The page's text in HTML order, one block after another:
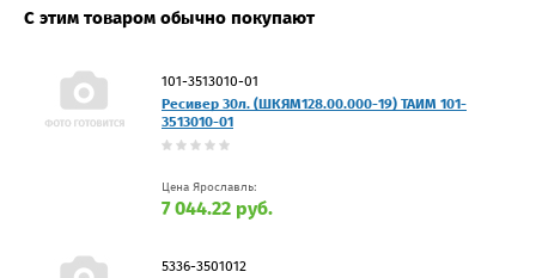
С этим товаром обычно покупают
101-3513010-01
Ресивер 30л. (ШКЯМ128.00.000-19) ТАИМ 101-
3513010-01
Цена Ярославль:
7 044.22 руб.
5336-3501012